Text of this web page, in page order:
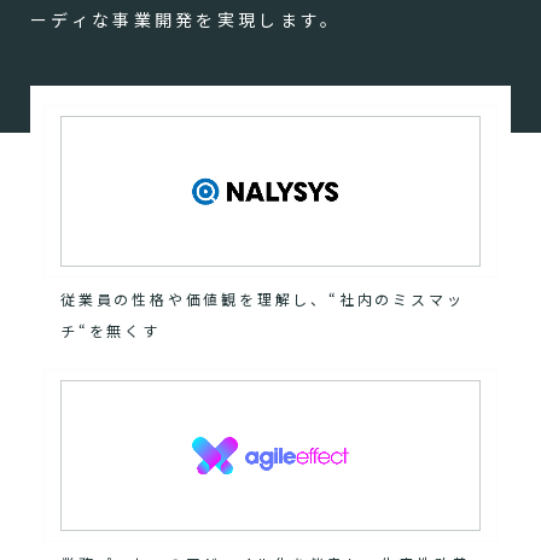
ーディな事業開発を実現します。
従業員の性格や価値観を理解し、“社内のミスマッ
チ“を無くす